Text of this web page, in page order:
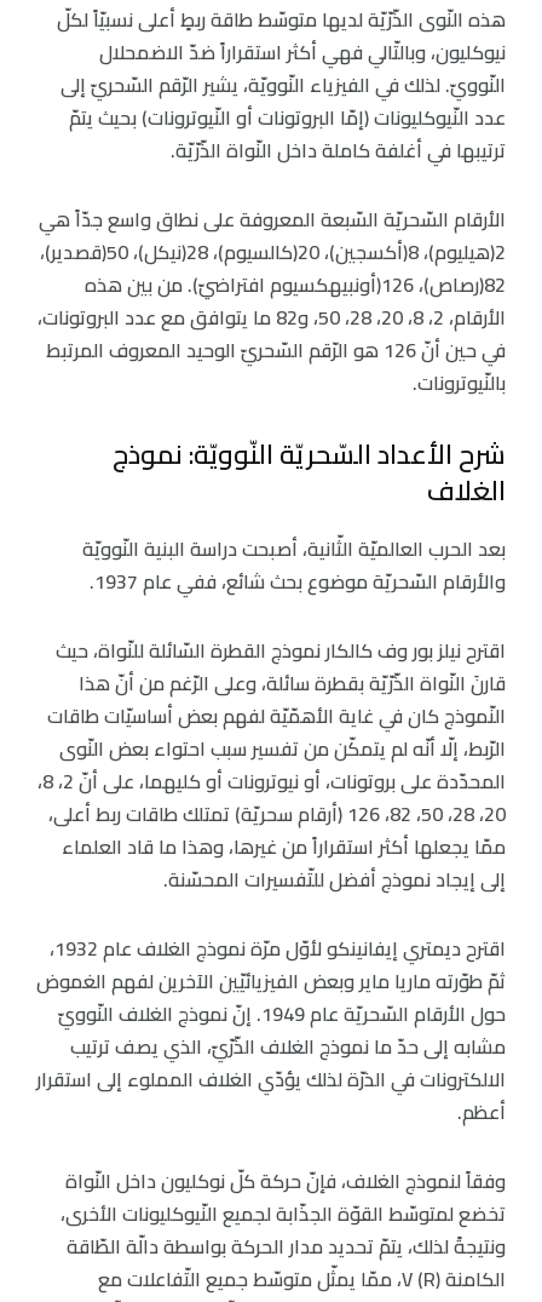
هذه النّوى الذّرّيّة لديها متوسّط طاقة ربطٍ أعلى نسبيّاً لكلّ
نيوكليون، وبالتّالي فهي أكثر استقراراً ضدّ الاضمحلال
النّوويّ. لذلك في الفيزياء النّوويّة، يشير الرّقم السّحريّ إلى
عدد النّيوكليونات (إمّا البروتونات أو النّيوترونات) بحيث يتمّ
ترتيبها في أغلفة كاملة داخل النّواة الذّرّيّة.
الأرقام السّحريّة السّبعة المعروفة على نطاق واسع جدّاً هي
2(هيليوم)، 8(أكسجين)، 20(كالسيوم)، 28(نيكل)، 50(قصدير)،
82(رصاص)، 126(أونبيهكسيوم افتراضيّ). من بين هذه
الأرقام، 2، 8، 20، 28، 50، و82 ما يتوافق مع عدد البروتونات،
في حين أنّ 126 هو الرّقم السّحريّ الوحيد المعروف المرتبط
بالنّيوترونات.
شرح الأعداد السّحريّة النّوويّة: نموذج
الغلاف
بعد الحرب العالميّة الثّانية، أصبحت دراسة البنية النّوويّة
والأرقام السّحريّة موضوع بحث شائع، ففي عام 1937.
اقترح نيلز بور وف كالكار نموذج القطرة السّائلة للنّواة، حيث
قارنَ النّواة الذّرّيّة بقطرة سائلة، وعلى الرّغم من أنّ هذا
النّموذج كان في غاية الأهمّيّة لفهم بعض أساسيّات طاقات
الرّبط، إلّا أنّه لم يتمكّن من تفسير سبب احتواء بعض النّوى
المحدّدة على بروتونات، أو نيوترونات أو كليهما، على أنّ 2، 8،
20، 28، 50، 82، 126 (أرقام سحريّة) تمتلك طاقات ربط أعلى،
ممّا يجعلها أكثر استقراراً من غيرها، وهذا ما قاد العلماء
إلى إيجاد نموذج أفضل للتّفسيرات المحسّنة.
اقترح ديمتري إيفانينكو لأوّل مرّة نموذج الغلاف عام 1932،
ثمّ طوّرته ماريا ماير وبعض الفيزيائيّين الآخرين لفهم الغموض
حول الأرقام السّحريّة عام 1949. إنّ نموذج الغلاف النّوويّ
مشابه إلى حدّ ما نموذج الغلاف الذّرّيّ، الذي يصف ترتيب
الالكترونات في الذرّة لذلك يؤدّي الغلاف المملوء إلى استقرار
أعظم.
وفقاً لنموذج الغلاف، فإنّ حركة كلّ نوكليون داخل النّواة
تخضع لمتوسّط القوّة الجذّابة لجميع النّيوكليونات الأخرى،
ونتيجةً لذلك، يتمّ تحديد مدار الحركة بواسطة دالّة الطّاقة
الكامنة V (R)، ممّا يمثّل متوسّط جميع التّفاعلات مع